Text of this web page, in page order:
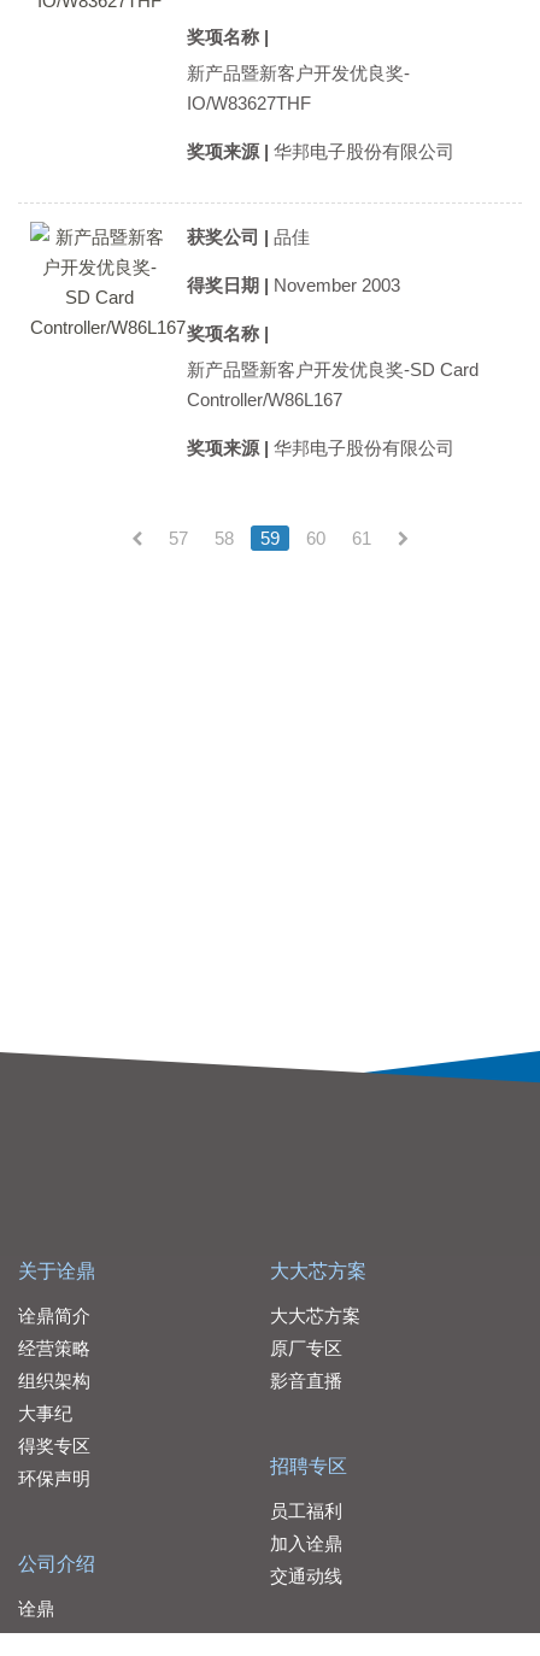
奖项名称 |
新产品暨新客户开发优良奖-
IO/W83627THF
奖项来源 | 华邦电子股份有限公司
获奖公司 | 品佳
得奖日期 | November 2003
奖项名称 |
新产品暨新客户开发优良奖-SD Card
Controller/W86L167
奖项来源 | 华邦电子股份有限公司
57 58 59 (current)
60 61
关于诠鼎
诠鼎简介
经营策略
组织架构
大事纪
得奖专区
环保声明
公司介绍
诠鼎
大大芯方案
大大芯方案
原厂专区
影音直播
招聘专区
员工福利
加入诠鼎
交通动线